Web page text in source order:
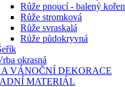
Růže pnoucí - balený kořen
Růže stromková
Růže svraskalá
Růže půdokryvná
okrasná
A VÁNOČNÍ DEKORACE
MATERIÁL